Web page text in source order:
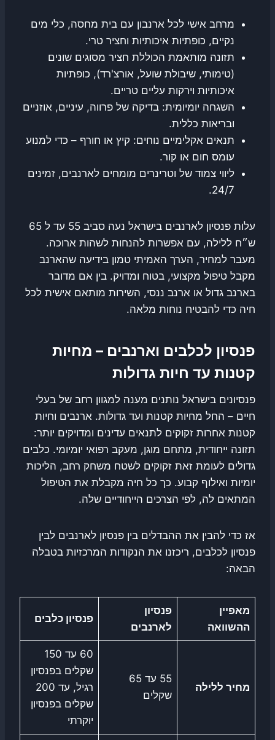
מרחב אישי לכל ארנבון עם בית מחסה, כלי מים
נקיים, כופתיות איכותיות וחציר טרי.
תזונה מותאמת הכוללת חציר מסוגים שונים
(טימותי, שיבולת שועל, אורצ'רד), כופתיות
איכותיות וירקות עליים טריים.
השגחה יומיומית: בדיקה של פרווה, עיניים, אוזניים
ובריאות כללית.
תנאים אקלימיים נוחים: קיץ או חורף – כדי למנוע
עומס חום או קור.
ליווי צמוד של וטרינרים מומחים לארנבים, זמינים
24/7.
עלות פנסיון לארנבים בישראל נעה סביב 55 עד ל 65
ש״ח ללילה, עם אפשרות להנחות לשהות ארוכה.
מעבר למחיר, הערך האמיתי טמון בידיעה שהארנב
מקבל טיפול מקצועי, בטוח ומדויק. בין אם מדובר
בארנב גדול או ארנב ננסי, השירות מותאם אישית לכל
חיה כדי להבטיח נוחות מלאה.
פנסיון לכלבים וארנבים – מחיות
קטנות עד חיות גדולות
פנסיונים בישראל נותנים מענה למגוון רחב של בעלי
חיים – החל מחיות קטנות ועד גדולות. ארנבים וחיות
קטנות אחרות זקוקים לתנאים עדינים ומדויקים יותר:
תזונה ייחודית, מתחם מוגן, מעקב רפואי יומיומי. כלבים
גדולים לעומת זאת זקוקים לשטח משחק רחב, הליכות
יומיות ואילוף קבוע. כך כל חיה מקבלת את הטיפול
המתאים לה, לפי הצרכים הייחודיים שלה.
אז כדי להבין את ההבדלים בין פנסיון לארנבים לבין
פנסיון לכלבים, ריכזנו את הנקודות המרכזיות בטבלה
הבאה:
מאפיין
ההשוואה
פנסיון
לארנבים
פנסיון כלבים
מחיר ללילה
55 עד 65
שקלים
60 עד 150
שקלים בפנסיון
רגיל, עד 200
שקלים בפנסיון
יוקרתי